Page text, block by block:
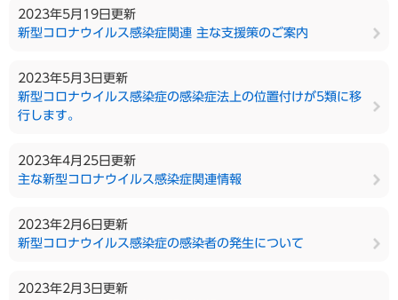
2023年5月19日更新
新型コロナウイルス感染症関連 主な支援策のご案内
2023年5月3日更新
新型コロナウイルス感染症の感染症法上の位置付けが5類に移
行します。
2023年4月25日更新
主な新型コロナウイルス感染症関連情報
2023年2月6日更新
新型コロナウイルス感染症の感染者の発生について
2023年2月3日更新